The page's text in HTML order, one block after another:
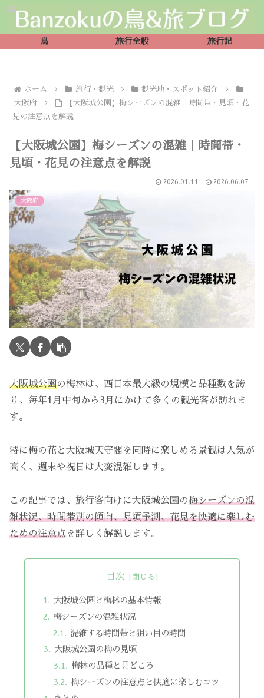
鳥 旅行全般 旅行記
ホーム 旅行・観光
観光地・スポット紹介
大阪府
【大阪城公園】梅シーズンの混雑｜時間帯・見頃・花
見の注意点を解説
【大阪城公園】梅シーズンの混雑｜時間帯・
見頃・花見の注意点を解説
2026.01.11 2026.06.07
大阪府
大阪城公園の梅林は、西日本最大級の規模と品種数を誇
り、毎年1月中旬から3月にかけて多くの観光客が訪れま
す。
特に梅の花と大阪城天守閣を同時に楽しめる景観は人気が
高く、週末や祝日は大変混雑します。
この記事では、旅行客向けに大阪城公園の梅シーズンの混
雑状況、時間帯別の傾向、見頃予測、花見を快適に楽しむ
ための注意点を詳しく解説します。
目次
大阪城公園と梅林の基本情報
梅シーズンの混雑状況
混雑する時間帯と狙い目の時間
大阪城公園の梅の見頃
梅林の品種と見どころ
梅シーズンの注意点と快適に楽しむコツ